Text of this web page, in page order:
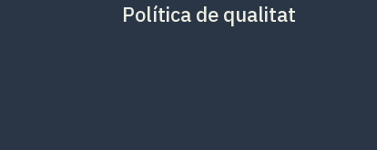
Política de qualitat